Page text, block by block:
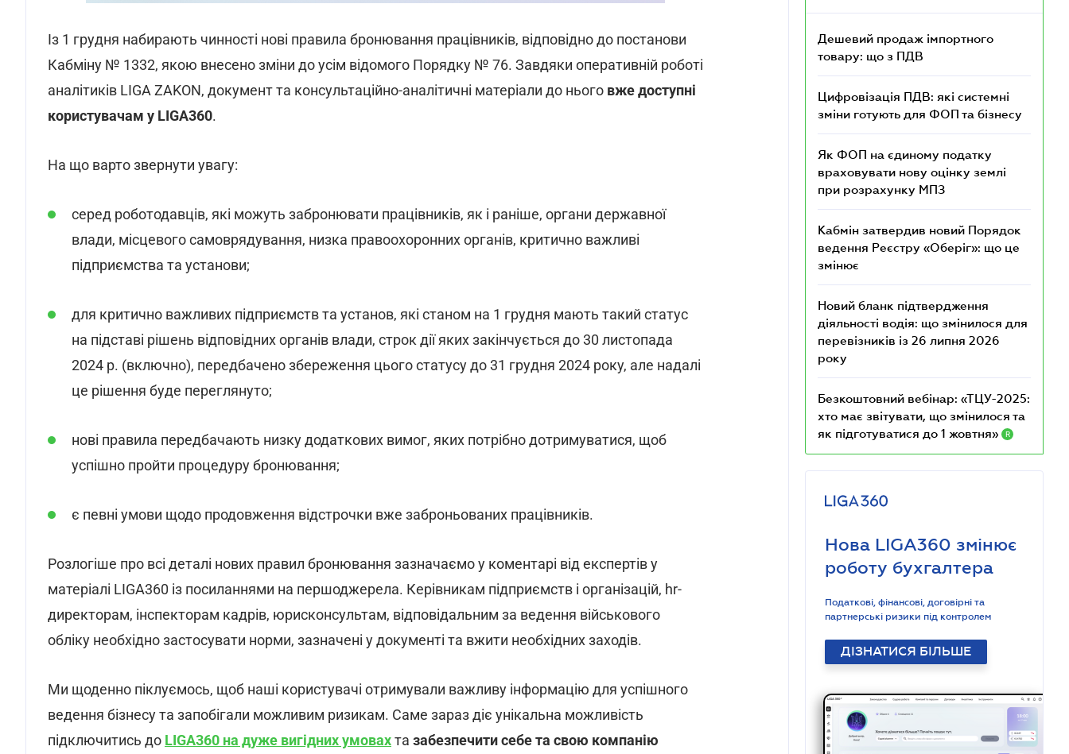
Із 1 грудня набирають чинності нові правила бронювання працівників, відповідно до постанови
Кабміну № 1332, якою внесено зміни до усім відомого Порядку № 76. Завдяки оперативній роботі
аналітиків LIGA ZAKON, документ та консультаційно-аналітичні матеріали до нього вже доступні
користувачам у LIGA360.
На що варто звернути увагу:
серед роботодавців, які можуть забронювати працівників, як і раніше, органи державної
влади, місцевого самоврядування, низка правоохоронних органів, критично важливі
підприємства та установи;
для критично важливих підприємств та установ, які станом на 1 грудня мають такий статус
на підставі рішень відповідних органів влади, строк дії яких закінчується до 30 листопада
2024 р. (включно), передбачено збереження цього статусу до 31 грудня 2024 року, але надалі
це рішення буде переглянуто;
нові правила передбачають низку додаткових вимог, яких потрібно дотримуватися, щоб
успішно пройти процедуру бронювання;
є певні умови щодо продовження відстрочки вже заброньованих працівників.
Розлогіше про всі деталі нових правил бронювання зазначаємо у коментарі від експертів у
матеріалі LIGA360 із посиланнями на першоджерела. Керівникам підприємств і організацій, hr-
директорам, інспекторам кадрів, юрисконсультам, відповідальним за ведення військового
обліку необхідно застосувати норми, зазначені у документі та вжити необхідних заходів.
Ми щоденно піклуємось, щоб наші користувачі отримували важливу інформацію для успішного
ведення бізнесу та запобігали можливим ризикам. Саме зараз діє унікальна можливість
підключитись до LIGA360 на дуже вигідних умовахта забезпечити себе та свою компанію
Дешевий продаж імпортного
товару: що з ПДВ
Цифровізація ПДВ: які системні
зміни готують для ФОП та бізнесу
Як ФОП на єдиному податку
враховувати нову оцінку землі
при розрахунку МПЗ
Кабмін затвердив новий Порядок
ведення Реєстру «Оберіг»: що це
змінює
Новий бланк підтвердження
діяльності водія: що змінилося для
перевізників із 26 липня 2026
року
Безкоштовний вебінар: «ТЦУ-2025:
хто має звітувати, що змінилося та
як підготуватися до 1 жовтня»
R
Нова LIGA360 змінює
роботу бухгалтера
Податкові, фінансові, договірні та
партнерські ризики під контролем
ДІЗНАТИСЯ БІЛЬШЕ